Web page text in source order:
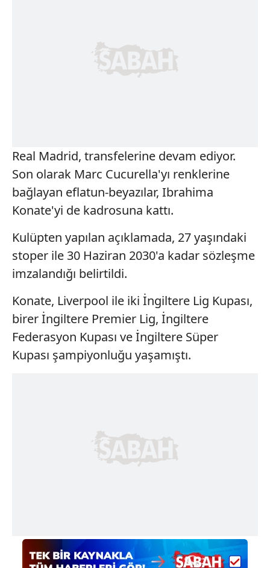
Real Madrid, transfelerine devam ediyor.
Son olarak Marc Cucurella'yı renklerine
bağlayan eflatun-beyazılar, Ibrahima
Konate'yi de kadrosuna kattı.
Kulüpten yapılan açıklamada, 27 yaşındaki
stoper ile 30 Haziran 2030'a kadar sözleşme
imzalandığı belirtildi.
Konate, Liverpool ile iki İngiltere Lig Kupası,
birer İngiltere Premier Lig, İngiltere
Federasyon Kupası ve İngiltere Süper
Kupası şampiyonluğu yaşamıştı.